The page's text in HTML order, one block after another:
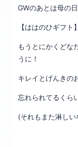
GWのあとは母の
【ははのひギフト
もうとにかくどな
うに！
キレイとげんきの
忘れられてるくら
(それもまた淋しい